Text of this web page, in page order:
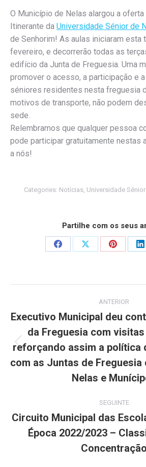
O Município de Nelas alargou a
Itinerante da Universidade Sénior de
de Senhorim! As aulas iniciaram esta
fevereiro, e decorrerão todas as
edifício da Junta de Freguesia. Uma
promover o acesso, a participação e
séniores residentes nesta freguesia
motivos de transporte, não podem
sede.
Relembramos que qualquer pessoa
pode participar gratuitamente nestas
a nós!
Categories: Notícias, Universidade Sénior
Partilhe com os seus
Share
Share
Share
navigation
ANTERIOR
Previous
post:
Executivo Municipal deu
da Freguesia com
reforçando assim a política
com as Juntas de Freguesia
Nelas e
SEGUINTE
Next
post:
Circuito Municipal das
Época 2022/2023 –
Concentração